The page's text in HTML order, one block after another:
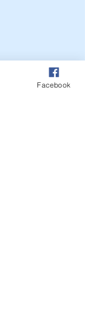
Facebook